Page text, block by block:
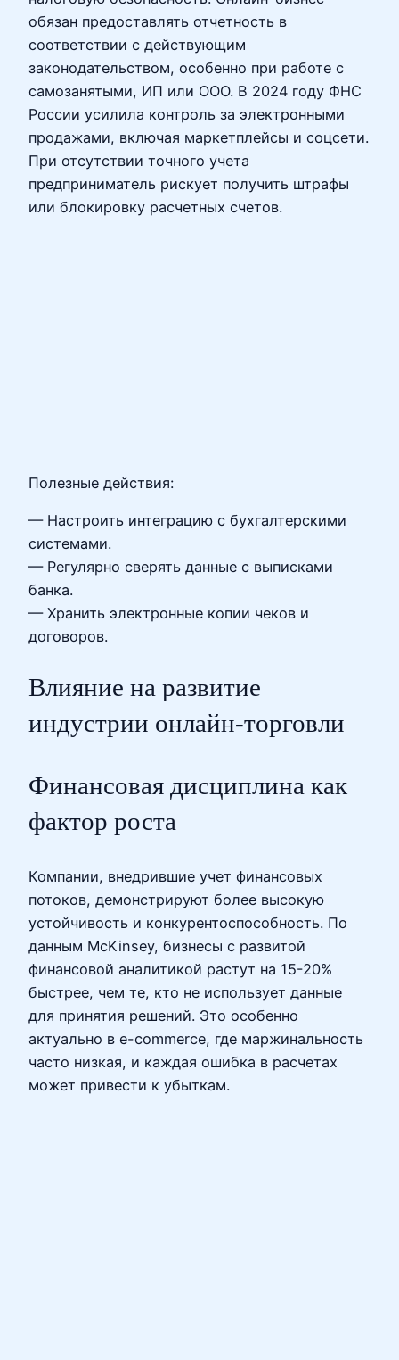
обязан предоставлять отчетность в
соответствии с действующим
законодательством, особенно при работе с
самозанятыми, ИП или ООО. В 2024 году ФНС
России усилила контроль за электронными
продажами, включая маркетплейсы и соцсети.
При отсутствии точного учета
предприниматель рискует получить штрафы
или блокировку расчетных счетов.
Полезные действия:
— Настроить интеграцию с бухгалтерскими
системами.
— Регулярно сверять данные с выписками
банка.
— Хранить электронные копии чеков и
договоров.
Влияние на развитие
индустрии онлайн-торговли
Финансовая дисциплина как
фактор роста
Компании, внедрившие учет финансовых
потоков, демонстрируют более высокую
устойчивость и конкурентоспособность. По
данным McKinsey, бизнесы с развитой
финансовой аналитикой растут на 15-20%
быстрее, чем те, кто не использует данные
для принятия решений. Это особенно
актуально в e-commerce, где маржинальность
часто низкая, и каждая ошибка в расчетах
может привести к убыткам.